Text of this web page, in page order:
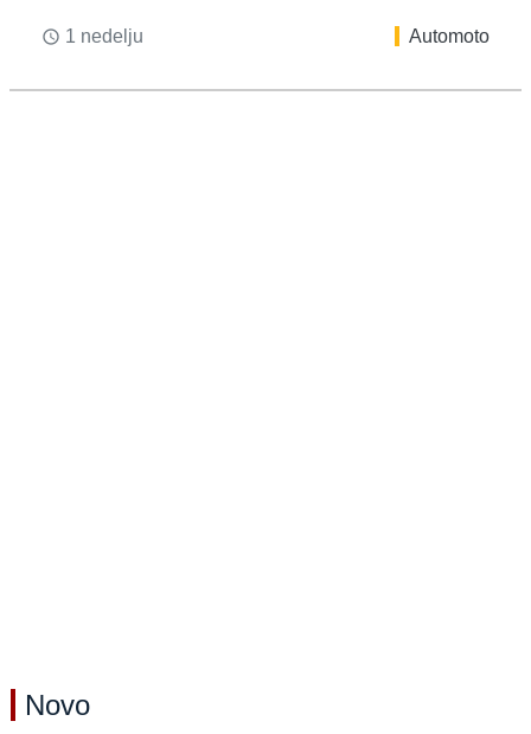
access_time 1 nedelju Automoto
Novo